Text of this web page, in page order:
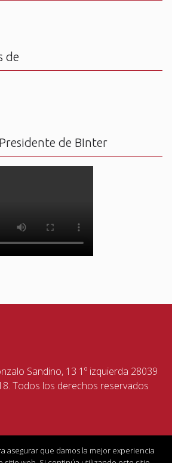
de
de BInter
Sandino, 13 1º izquierda 28039
Todos los derechos reservados
asegurar que damos la mejor experiencia